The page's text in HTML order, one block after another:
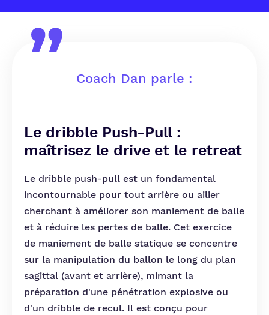
Coach Dan parle :
Le dribble Push-Pull :
maîtrisez le drive et le retreat
Le dribble push-pull est un fondamental
incontournable pour tout arrière ou ailier
cherchant à améliorer son maniement de balle
et à réduire les pertes de balle. Cet exercice
de maniement de balle statique se concentre
sur la manipulation du ballon le long du plan
sagittal (avant et arrière), mimant la
préparation d'une pénétration explosive ou
d'un dribble de recul. Il est conçu pour